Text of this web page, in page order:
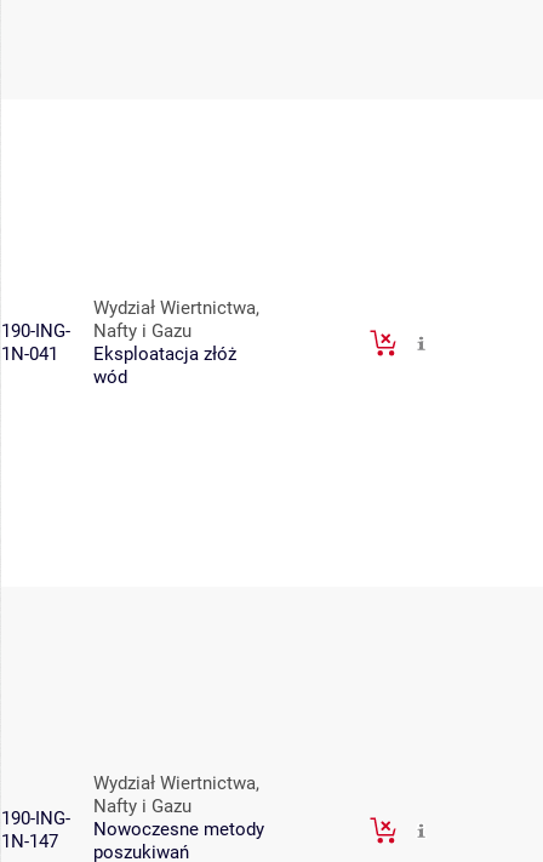
190-ING-
1N-041
Wydział Wiertnictwa,
Nafty i Gazu
Eksploatacja złóż
wód
190-ING-
1N-147
Wydział Wiertnictwa,
Nafty i Gazu
Nowoczesne metody
poszukiwań